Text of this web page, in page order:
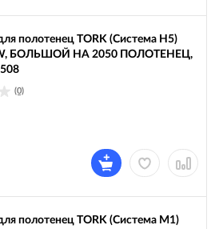
полотенец TORK (Система H5)
W, БОЛЬШОЙ НА 2050 ПОЛОТЕНЕЦ,
(0)
полотенец TORK (Система M1)